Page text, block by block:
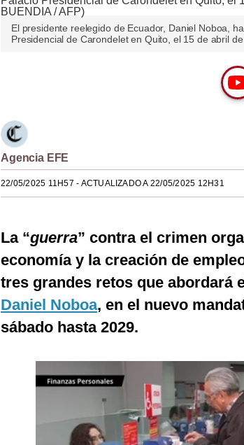
El presidente reelegido de Ecuador, Daniel Noboa,
Presidencial de Carondelet en Quito, el 15 de abril
Agencia EFE
22/05/2025 11H57 - ACTUALIZADO A 22/05/2025 12H31
La “guerra” contra el crimen
economía y la creación de
tres grandes retos que abordará
Daniel Noboa, en el nuevo
sábado hasta 2029.